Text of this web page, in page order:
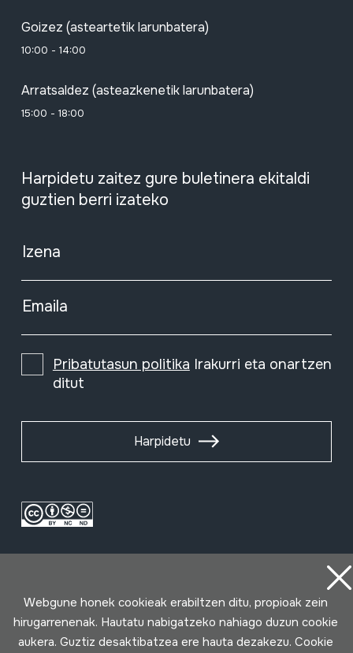
Goizez (asteartetik larunbatera)
10:00 - 14:00
Arratsaldez (asteazkenetik larunbatera)
15:00 - 18:00
Harpidetu zaitez gure buletinera ekitaldi
guztien berri izateko
Izena
Emaila
Pribatutasun politika Irakurri eta onartzen
ditut
Harpidetu
Erabilpen baldintzak Pribatutasun politika Cookie politika
Webgune honek cookieak erabiltzen ditu, propioak zein
hirugarrenenak. Hautatu nabigatzeko nahiago duzun cookie
aukera. Guztiz desaktibatzea ere hauta dezakezu. Cookie